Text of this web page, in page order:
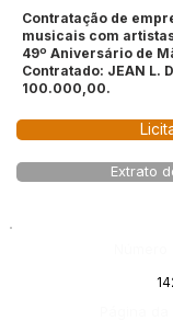
Contratação de
musicais com
49º Aniversário de
Contratado: JEAN L.
100.000,00.
Extrato